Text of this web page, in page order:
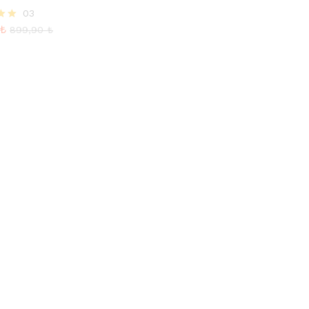
03
₺ 899,90₺
₺ 899,90